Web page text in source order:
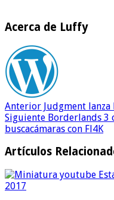
Acerca de Luffy
Anterior Judgment lanza
Siguiente Borderlands 3
buscacámaras con Fl4K
Artículos